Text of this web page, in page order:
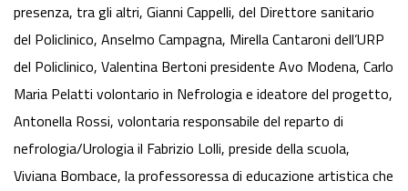
presenza, tra gli altri, Gianni Cappelli, del Direttore sanitario
del Policlinico, Anselmo Campagna, Mirella Cantaroni dell’URP
del Policlinico, Valentina Bertoni presidente Avo Modena, Carlo
Maria Pelatti volontario in Nefrologia e ideatore del progetto,
Antonella Rossi, volontaria responsabile del reparto di
nefrologia/Urologia il Fabrizio Lolli, preside della scuola,
Viviana Bombace, la professoressa di educazione artistica che